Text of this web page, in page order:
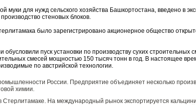
для нужд сельского хозяйства Башкортостана, введено в
стеновых блоков.
было зарегистрировано акционерное общество
пуск установки по производству сухих строительных
смесей мощностью 150 тысяч тонн в год. В настоящее
по австрийской технологии.
России. Предприятие объединяет несколько
химии.
На международный рынок экспортируется